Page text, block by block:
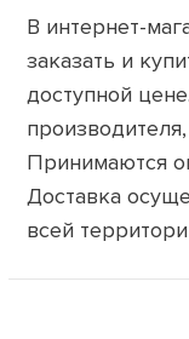
В интернет-
заказать и
доступной
Принимаются
Доставка
всей